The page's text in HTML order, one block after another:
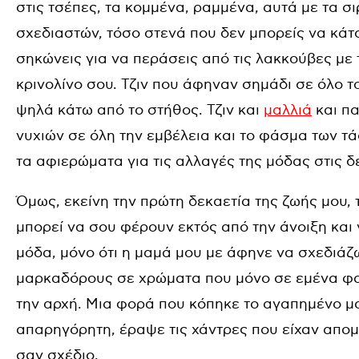
στις τσέπες, τα κομμένα, ραμμένα, αυτά με τα
σχεδιαστών, τόσο στενά που δεν μπορείς να
σηκώνεις για να περάσεις από τις λακκούβες
κρινολίνο σου. Τζιν που άφηναν σημάδι σε
ψηλά κάτω από το στήθος. Τζιν και μαλλιά και
νυχιών σε όλη την εμβέλεια και το φάσμα των
τα αφιερώματα για τις αλλαγές της μόδας στις
Όμως, εκείνη την πρώτη δεκαετία της ζωής μου,
μπορεί να σου φέρουν εκτός από την άνοιξη
μόδα, μόνο ότι η μαμά μου με άφηνε να
μαρκαδόρους σε χρώματα που μόνο σε εμένα
την αρχή. Μια φορά που κόπηκε το αγαπημένο
απαρηγόρητη, έραψε τις χάντρες που είχαν
σαν σχέδιο.